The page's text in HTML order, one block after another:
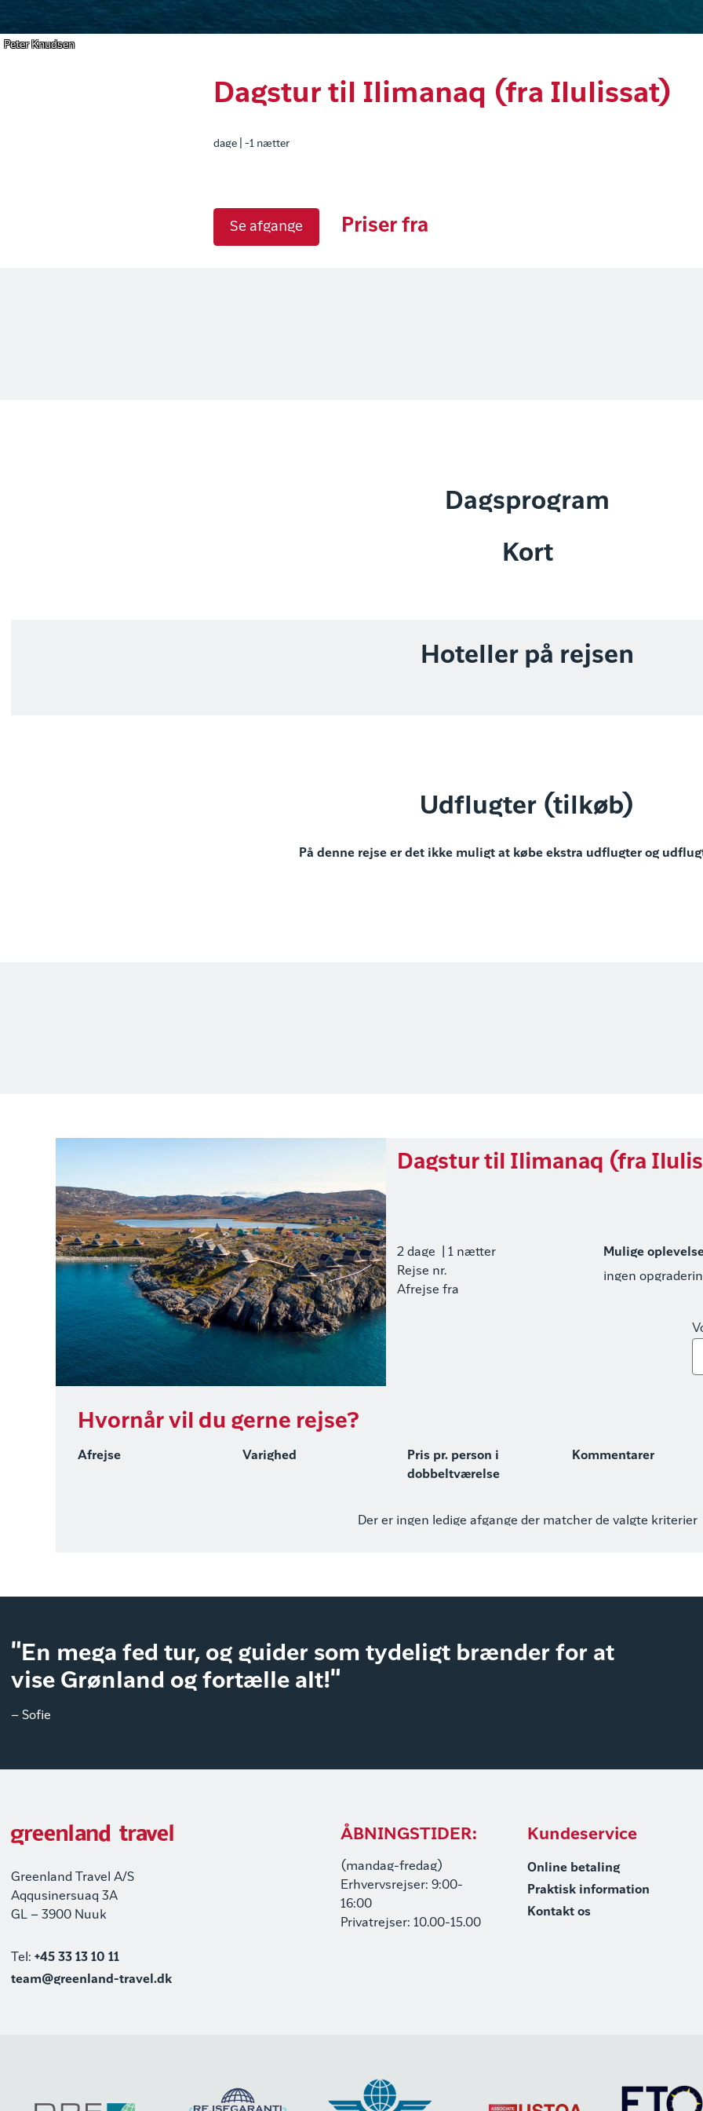
Peter Knudsen
Dagstur til Ilimanaq (fra Ilulissat)
dage | -1 nætter
Se afgange Priser fra
Dagsprogram
Kort
Hoteller på rejsen
Udflugter (tilkøb)
På denne rejse er det ikke muligt at købe ekstra udflugter og
Dagstur til Ilimanaq (fra
2 dage
| 1 nætter
Rejse nr.
Afrejse fra
Mulige
ingen
Hvornår vil du gerne rejse?
Afrejse Varighed
Pris pr. person i
dobbeltværelse
Kommentarer
Der er ingen ledige afgange der matcher de valgte kriterier
"En mega fed tur, og guider som tydeligt brænder for at
vise Grønland og fortælle alt!"
– Sofie
Greenland Travel A/S
Aqqusinersuaq 3A
GL – 3900 Nuuk
Tel: +45 33 13 10 11
team@greenland-travel.dk
ÅBNINGSTIDER:
(mandag-fredag)
Erhvervsrejser: 9:00-
16:00
Privatrejser: 10.00-15.00
Kundeservice
Online betaling
Praktisk information
Kontakt os